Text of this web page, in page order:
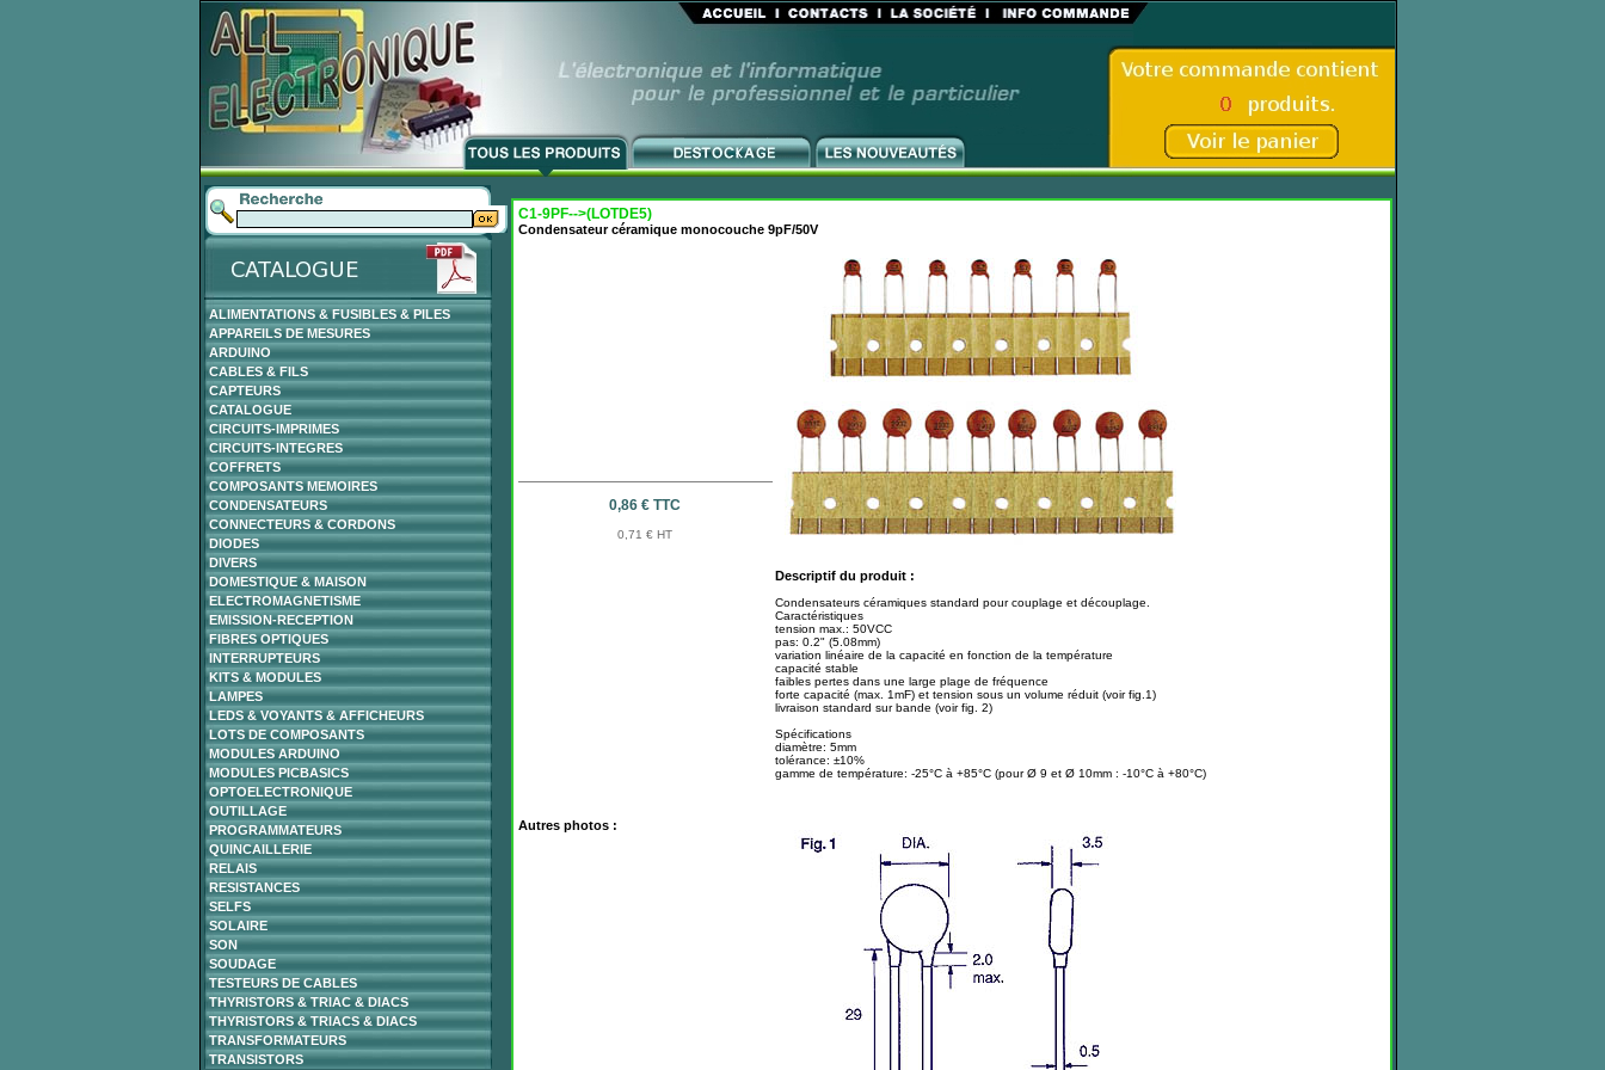
ALIMENTATIONS & FUSIBLES & PILES
APPAREILS DE MESURES
ARDUINO
CABLES & FILS
CAPTEURS
CATALOGUE
CIRCUITS-IMPRIMES
CIRCUITS-INTEGRES
COFFRETS
COMPOSANTS MEMOIRES
CONDENSATEURS
CONNECTEURS & CORDONS
DIODES
DIVERS
DOMESTIQUE & MAISON
ELECTROMAGNETISME
EMISSION-RECEPTION
FIBRES OPTIQUES
INTERRUPTEURS
KITS & MODULES
LAMPES
LEDS & VOYANTS & AFFICHEURS
LOTS DE COMPOSANTS
MODULES ARDUINO
MODULES PICBASICS
OPTOELECTRONIQUE
OUTILLAGE
PROGRAMMATEURS
QUINCAILLERIE
RELAIS
RESISTANCES
SELFS
SOLAIRE
SON
SOUDAGE
TESTEURS DE CABLES
THYRISTORS & TRIAC & DIACS
THYRISTORS & TRIACS & DIACS
TRANSFORMATEURS
TRANSISTORS
C1-9PF-->(LOTDE5)
Condensateur céramique monocouche 9pF/50V
0,86 € TTC
0,71 € HT
Descriptif du produit :
Condensateurs céramiques standard pour couplage et découplage.
Caractéristiques
tension max.: 50VCC
pas: 0.2" (5.08mm)
variation linéaire de la capacité en fonction de la température
capacité stable
faibles pertes dans une large plage de fréquence
forte capacité (max. 1mF) et tension sous un volume réduit (voir fig.1)
livraison standard sur bande (voir fig. 2)
Spécifications
diamètre: 5mm
tolérance: ±10%
gamme de température: -25°C à +85°C (pour Ø 9 et Ø 10mm : -10°C à +80°C)
Autres photos :